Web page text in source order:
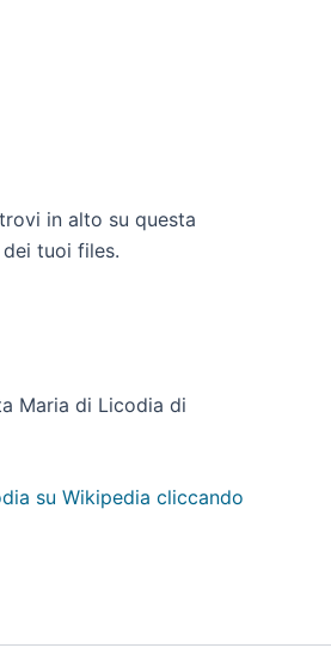
in alto su questa
tuoi files.
Maria di Licodia di
su Wikipedia cliccando